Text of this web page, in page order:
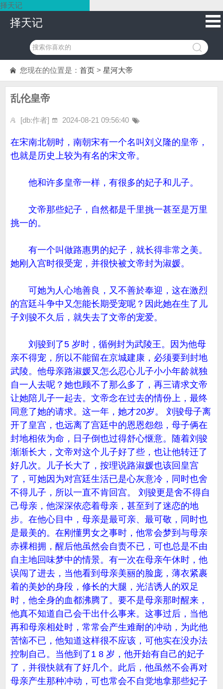
择天记
择天记
您现在的位置是： 首页 > 星河大帝
乱伦皇帝
[db:作者] 2024-08-21 09:56:40
在宋南北朝时，南朝宋有一个名叫刘义隆的皇帝，
也就是历史上较为有名的宋文帝。
他和许多皇帝一样，有很多的妃子和儿子。
文帝那些妃子，自然都是千里挑一甚至是万里
挑一的。
有一个叫做路惠男的妃子，就长得非常之美。
她刚入宫时很受宠，并很快被文帝封为淑媛。
可她为人心地善良，又不善於奉迎，这在激烈
的宫廷斗争中又怎能长期受宠呢？因此她在生了儿
子刘骏不久后，就失去了文帝的宠爱。
刘骏到了5 岁时，循例封为武陵王。因为他母
亲不得宠，所以不能留在京城建康，必须要到封地
武陵。他母亲路淑媛又怎么忍心儿子小小年龄就独
自一人去呢？她也顾不了那么多了，再三请求文帝
让她陪儿子一起去。文帝念在过去的情份上，最终
同意了她的请求。这一年，她才20岁。 刘骏母子离
开了皇宫，也远离了宫廷中的恩恩怨怨，母子俩在
封地相依为命，日子倒也过得舒心惬意。随着刘骏
渐渐长大，文帝对这个儿子好了些，也让他转迁了
好几次。儿子长大了，按理说路淑媛也该回皇宫
了，可她因为对宫廷生活已是心灰意冷，同时也舍
不得儿子，所以一直不肯回宫。 刘骏更是舍不得自
己母亲，他深深依恋着母亲，甚至到了迷恋的地
步。在他心目中，母亲是最可亲、最可敬，同时也
是最美的。在刚懂男女之事时，他常会梦到与母亲
赤裸相拥，醒后他虽然会自责不已，可也总是不由
自主地回味梦中的情景。有一次在母亲午休时，他
误闯了进去，当他看到母亲美丽的脸庞，薄衣紧裹
着的美妙的身段，修长的大腿，光洁诱人的双足
时，他全身的血都沸腾了。要不是母亲那时醒来，
他真不知道自己会干出什么事来。这事过后，当他
再和母亲相处时，常常会产生难耐的冲动，为此他
苦恼不已，他知道这样很不应该，可他实在没办法
控制自己。当他到了1 8 岁，他开始有自己的妃子
了，并很快就有了好几个。此后，他虽然不会再对
母亲产生那种冲动，可也常会不自觉地拿那些妃子